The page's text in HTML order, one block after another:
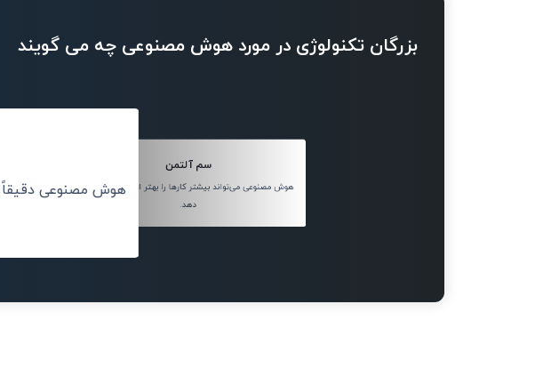
بزرگان تکنولوژی در مورد هوش مصنوعی چه می گویند
سم آلتمن
هوش مصنوعی می‌تواند بیشتر کارها را بهتر از انسان‌ها انجام
دهد.
هوش مصنوعی دقیقاً